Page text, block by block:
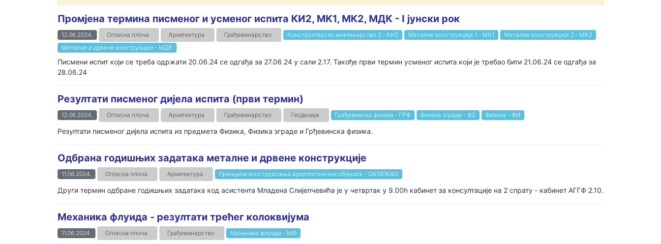
Промјена термина писменог и усменог испита КИ2, МК1, МК2, МДК - I јунски рок
12.06.2024. Огласна плоча Архитектура Грађевинарство Конструктерско инжењерство 2 - КИ2 Металне конструкције 1 - МК1
Металне конструкције 2 - МК2
Металне и дрвене конструкције - МДК
Писмени испит који се треба одржати 20.06.24 се одгађа за 27.06.24 у сали 2.17. Такође први термин усменог испита који је требао бити 21.06.24 се одгађа за
28.06.24
Резултати писменог дијела испита (први термин)
12.06.2024. Огласна плоча Архитектура Грађевинарство Геодезија Грађевинска физика - ГРФ Физика зграде - ФЗ Физика - ФИ
Резултати писменог дијела испита из предмета Физика, Физика зграде и Грђевинска физика.
Одбрана годишњих задатака металне и дрвене конструкције
11.06.2024. Огласна плоча Архитектура Принципи конструисања архитектонских објеката - ОА19ПКАО
Други термин одбране годишњих задатака код асистента Младена Слијепчевића је у четвртак у 9.00h кабинет за консултације на 2 спрату - кабинет АГГФ 2.10.
Механика флуида - резултати трећег колоквијума
11.06.2024. Огласна плоча Грађевинарство Механика флуида - МФ